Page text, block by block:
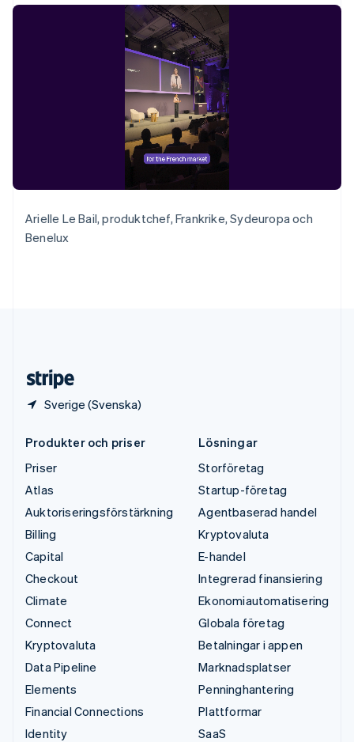
Arielle Le Bail, produktchef, Frankrike, Sydeuropa och
Benelux
Sverige (Svenska)
Thailand
Tjeckien
English
Produkter och priser
Priser
Atlas
Auktoriseringsförstärkning
Billing
Capital
Checkout
Climate
Connect
Kryptovaluta
Data Pipeline
Elements
Financial Connections
Identity
Lösningar
Storföretag
Startup-företag
Agentbaserad handel
Kryptovaluta
E-handel
Integrerad finansiering
Ekonomiautomatisering
Globala företag
Betalningar i appen
Marknadsplatser
Penninghantering
Plattformar
SaaS